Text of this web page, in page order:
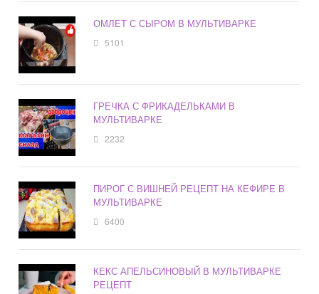
ОМЛЕТ С СЫРОМ В МУЛЬТИВАРКЕ
5101
ГРЕЧКА С ФРИКАДЕЛЬКАМИ В
МУЛЬТИВАРКЕ
2232
ПИРОГ С ВИШНЕЙ РЕЦЕПТ НА КЕФИРЕ В
МУЛЬТИВАРКЕ
6400
КЕКС АПЕЛЬСИНОВЫЙ В МУЛЬТИВАРКЕ
РЕЦЕПТ